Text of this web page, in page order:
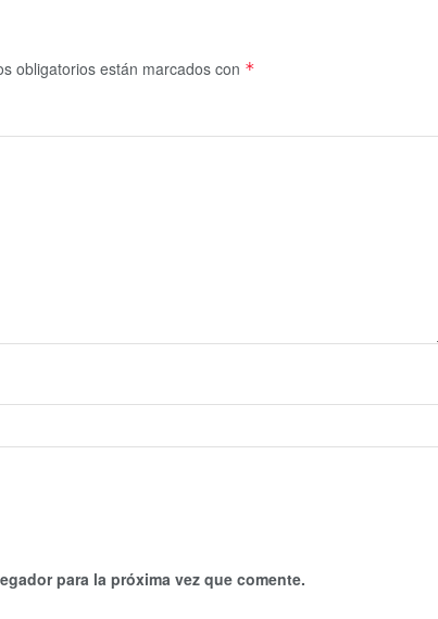
obligatorios están marcados con *
para la próxima vez que comente.